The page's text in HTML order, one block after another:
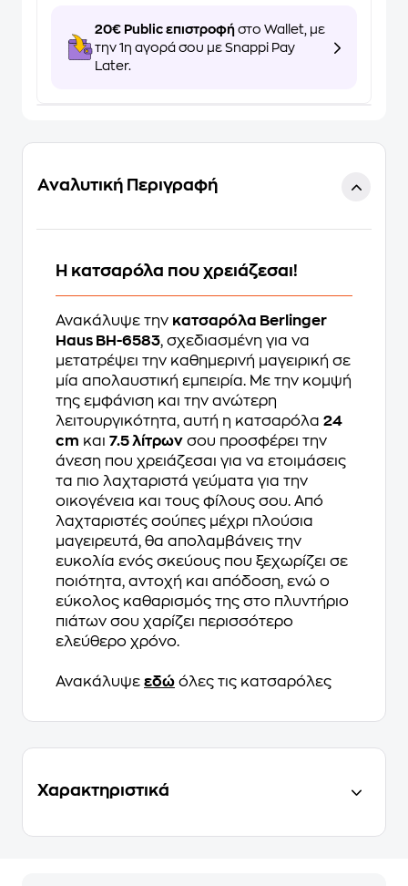
20€ Public επιστροφή στο Wallet, με
την 1η αγορά σου με Snappi Pay
Later.
Αναλυτική Περιγραφή
Η κατσαρόλα που χρειάζεσαι!
Ανακάλυψε την κατσαρόλα Berlinger
Haus BH-6583, σχεδιασμένη για να
μετατρέψει την καθημερινή μαγειρική σε
μία απολαυστική εμπειρία. Με την κομψή
της εμφάνιση και την ανώτερη
λειτουργικότητα, αυτή η κατσαρόλα 24
cm και 7.5 λίτρων σου προσφέρει την
άνεση που χρειάζεσαι για να ετοιμάσεις
τα πιο λαχταριστά γεύματα για την
οικογένεια και τους φίλους σου. Από
λαχταριστές σούπες μέχρι πλούσια
μαγειρευτά, θα απολαμβάνεις την
ευκολία ενός σκεύους που ξεχωρίζει σε
ποιότητα, αντοχή και απόδοση, ενώ ο
εύκολος καθαρισμός της στο πλυντήριο
πιάτων σου χαρίζει περισσότερο
ελεύθερο χρόνο.
Ανακάλυψε εδώ όλες τις κατσαρόλες
Χαρακτηριστικά